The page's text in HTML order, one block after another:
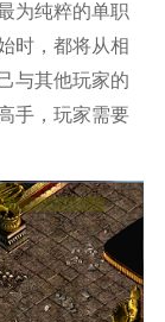
为纯粹的单职
时，都将从相
与其他玩家的
手，玩家需要